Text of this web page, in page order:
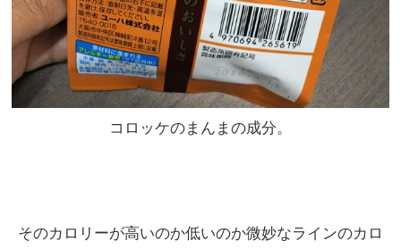
コロッケのまんまの成分。
そのカロリーが高いのか低いのか微妙なラインのカロ